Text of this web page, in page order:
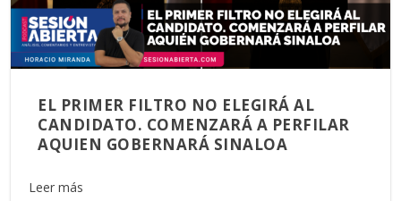
EL PRIMER FILTRO NO ELEGIRÁ AL
CANDIDATO. COMENZARÁ A PERFILAR
AQUIEN GOBERNARÁ SINALOA
Leer más